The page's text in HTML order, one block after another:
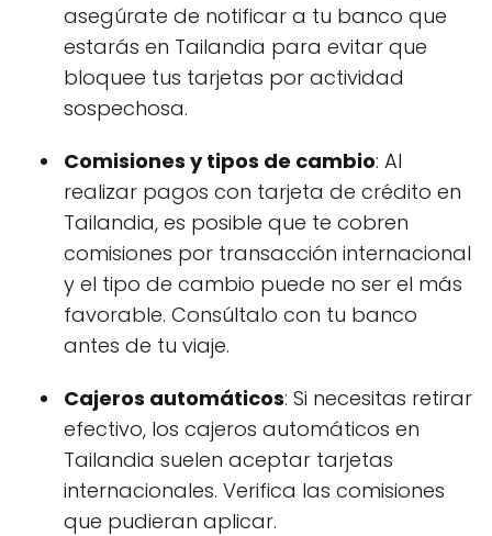
asegúrate de notificar a tu banco que
estarás en Tailandia para evitar que
bloquee tus tarjetas por actividad
sospechosa.
Comisiones y tipos de cambio: Al
realizar pagos con tarjeta de crédito en
Tailandia, es posible que te cobren
comisiones por transacción internacional
y el tipo de cambio puede no ser el más
favorable. Consúltalo con tu banco
antes de tu viaje.
Cajeros automáticos: Si necesitas retirar
efectivo, los cajeros automáticos en
Tailandia suelen aceptar tarjetas
internacionales. Verifica las comisiones
que pudieran aplicar.